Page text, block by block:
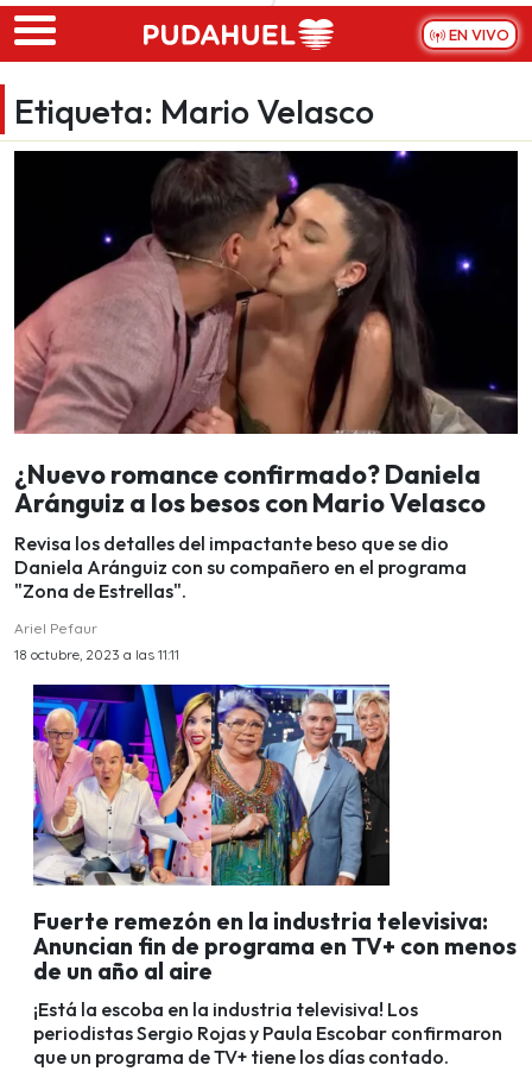
Skip to main content
EN VIVO
Etiqueta: Mario Velasco
¿Nuevo romance confirmado? Daniela
Aránguiz a los besos con Mario Velasco
Revisa los detalles del impactante beso que se dio
Daniela Aránguiz con su compañero en el programa
"Zona de Estrellas".
Ariel Pefaur
18 octubre, 2023 a las 11:11
Fuerte remezón en la industria televisiva:
Anuncian fin de programa en TV+ con menos
de un año al aire
¡Está la escoba en la industria televisiva! Los
periodistas Sergio Rojas y Paula Escobar confirmaron
que un programa de TV+ tiene los días contado.